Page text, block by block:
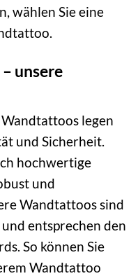
wählen Sie eine
unsere
legen
und Sicherheit.
hochwertige
und
Wandtattoos sind
entsprechen den
So können Sie
Wandtattoo